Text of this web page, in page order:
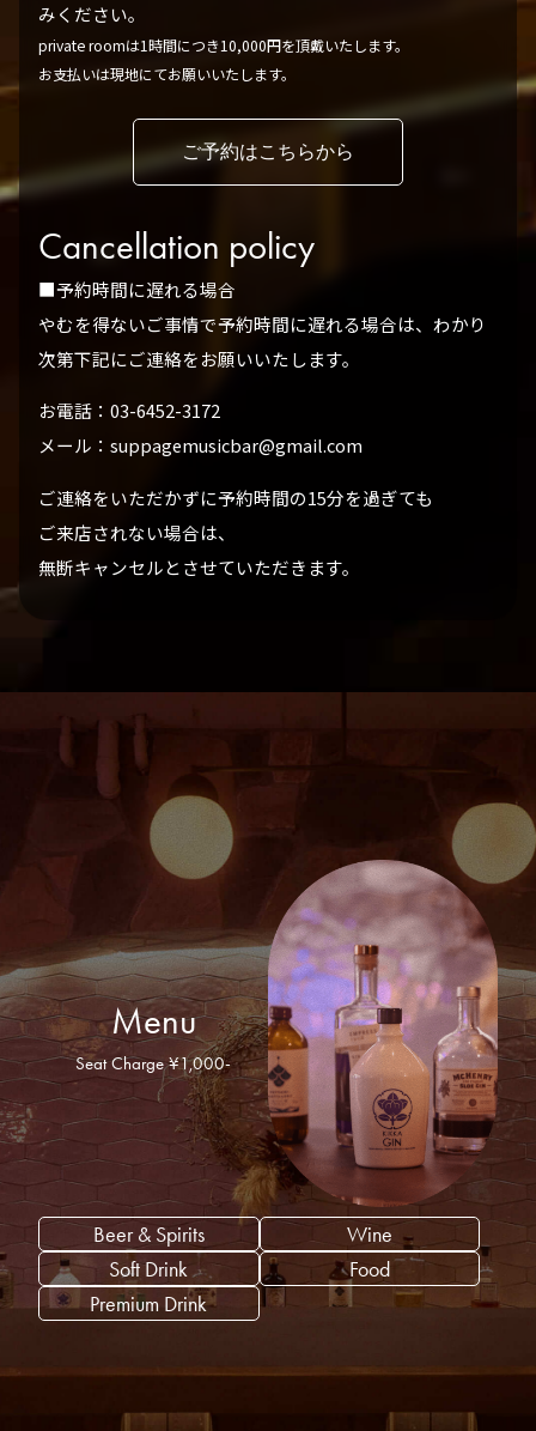
みください。
private roomは1時間につき10,000円を頂戴いたします。
お支払いは現地にてお願いいたします。
ご予約はこちらから
Cancellation policy
■予約時間に遅れる場合
やむを得ないご事情で予約時間に遅れる場合は、わかり
次第下記にご連絡をお願いいたします。
お電話：03-6452-3172
メール：suppagemusicbar@gmail.com
ご連絡をいただかずに予約時間の15分を過ぎても
ご来店されない場合は、
無断キャンセルとさせていただきます。
Menu
Seat Charge ¥1,000-
Beer & Spirits
Wine
Soft Drink
Food
Premium Drink